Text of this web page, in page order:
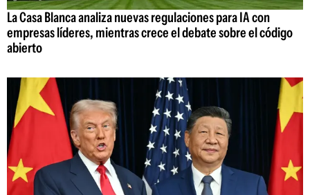
La Casa Blanca analiza nuevas regulaciones para IA con
empresas líderes, mientras crece el debate sobre el código
abierto